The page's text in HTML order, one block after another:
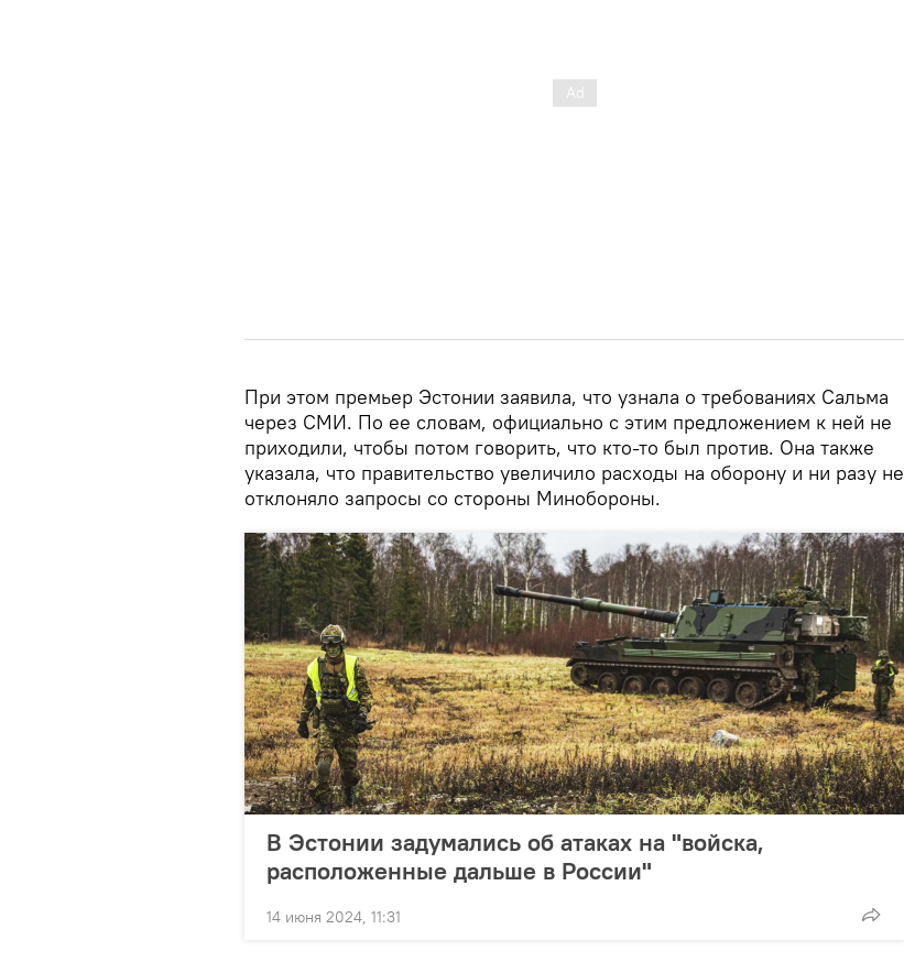
При этом премьер Эстонии заявила, что узнала о требованиях Сальма
через СМИ. По ее словам, официально с этим предложением к ней не
приходили, чтобы потом говорить, что кто-то был против. Она также
указала, что правительство увеличило расходы на оборону и ни разу не
отклоняло запросы со стороны Минобороны.
В Эстонии задумались об атаках на "войска,
расположенные дальше в России"
14 июня 2024, 11:31